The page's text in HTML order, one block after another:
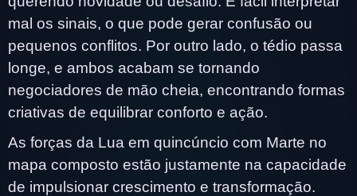
mal os sinais, o que pode gerar confusão ou
pequenos conflitos. Por outro lado, o tédio passa
longe, e ambos acabam se tornando
negociadores de mão cheia, encontrando formas
criativas de equilibrar conforto e ação.
As forças da Lua em quincúncio com Marte no
mapa composto estão justamente na capacidade
de impulsionar crescimento e transformação.